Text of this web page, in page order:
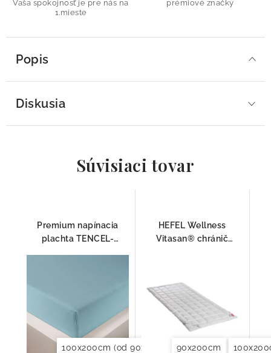
Vaša spokojnosť je pre nás na
1.mieste
prémiové značky
Popis
Diskusia
Súvisiaci tovar
Premium napínacia
plachta TENCEL-
100x200cm (od 90x190 do 120x220cm)
HEFEL Wellness
Vitasan® chránič
90x200cm